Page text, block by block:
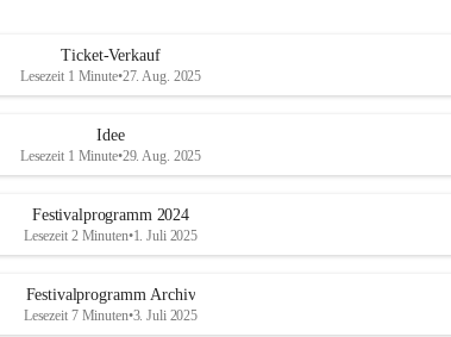
Ticket-Verkauf
Lesezeit 1 Minute•27. Aug. 2025
Idee
Lesezeit 1 Minute•29. Aug. 2025
Festivalprogramm 2024
Lesezeit 2 Minuten•1. Juli 2025
Festivalprogramm Archiv
Lesezeit 7 Minuten•3. Juli 2025